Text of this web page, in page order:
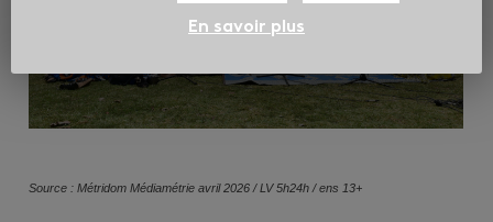
Source : Métridom Médiamétrie avril 2026 / LV 5h24h / ens 13+
En savoir plus